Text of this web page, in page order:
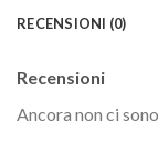
RECENSIONI (0)
Recensioni
Ancora non ci